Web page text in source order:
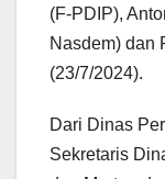
(F-PDIP),
Nasdem) dan
(23/7/2024).
Dari Dinas
Sekretaris